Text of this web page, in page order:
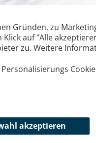
Gründen, zu
Klick auf "Alle
zu. Weitere
Personalisierungs
akzeptieren